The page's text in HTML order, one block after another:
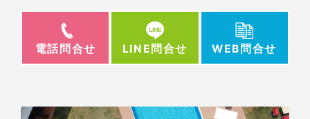
電話問合せ LINE問合せ WEB問合せ